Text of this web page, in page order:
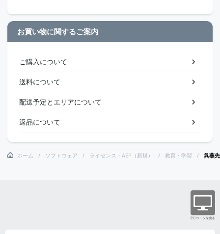
お買い物に関するご案内
ご購入について
送料について
配送予定とエリアについて
返品について
ホーム ソフトウェア ライセンス・ASP（新規） 教育・学習 呉燕